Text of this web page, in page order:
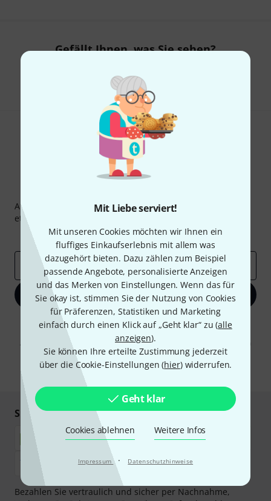
Mit Liebe serviert!
Mit unseren Cookies möchten wir Ihnen ein
fluffiges Einkaufserlebnis mit allem was
dazugehört bieten. Dazu zählen zum Beispiel
passende Angebote, personalisierte Anzeigen
und das Merken von Einstellungen. Wenn das für
Sie okay ist, stimmen Sie der Nutzung von Cookies
für Präferenzen, Statistiken und Marketing
einfach durch einen Klick auf „Geht klar“ zu (alle
anzeigen).
Sie können Ihre erteilte Zustimmung jederzeit
über die Cookie-Einstellungen (hier) widerrufen.
Geht klar
Cookies ablehnen Weitere Infos
Impressum · Datenschutzhinweise
Gefällt Ihnen, was Sie sehen?
Hilfe & Feedback
Abonniere den Thomann Newsletter und gewinne mit
etwas Glück einen von
Inspirierende Beiträge
Deals Thomann Insights
E-Mail-Adresse*
Jetzt anmelden
Mit Klick auf „Jetzt anmelden“ stimmen Sie dem Erhalt von E-Mail-
Werbung und einer Messung des E-Mail-Nutzungsverhaltens zu. Die
Abmeldung ist jederzeit möglich. Weitere Informationen finden Sie in
unserenDatenschutzhinweisen.
* Pflichtfeld
Sicher einkaufen & bezahlen
Bezahlen Sie vertraulich und sicher per Nachnahme,